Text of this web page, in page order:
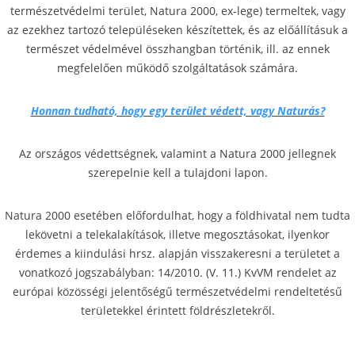
természetvédelmi terület, Natura 2000, ex-lege) termeltek, vagy
az ezekhez tartozó településeken készítettek, és az előállításuk a
természet védelmével összhangban történik, ill. az ennek
megfelelően működő szolgáltatások számára.
Honnan tudható, hogy egy terület védett, vagy Naturás?
Az országos védettségnek, valamint a Natura 2000 jellegnek
szerepelnie kell a tulajdoni lapon.
Natura 2000 esetében előfordulhat, hogy a földhivatal nem tudta
lekövetni a telekalakítások, illetve megosztásokat, ilyenkor
érdemes a kiindulási hrsz. alapján visszakeresni a területet a
vonatkozó jogszabályban: 14/2010. (V. 11.) KvVM rendelet az
európai közösségi jelentőségű természetvédelmi rendeltetésű
területekkel érintett földrészletekről.